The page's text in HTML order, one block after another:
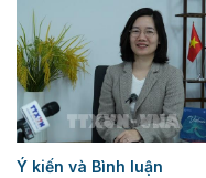
Ý kiến và Bình luận